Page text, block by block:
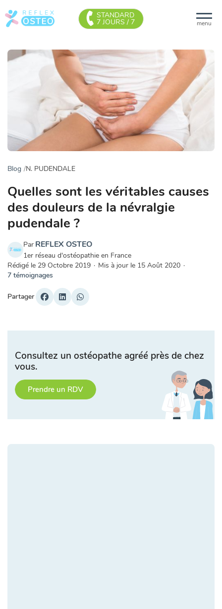
menu
STANDARD
7 JOURS / 7
Blog N. PUDENDALE
Quelles sont les véritables causes
des douleurs de la névralgie
pudendale ?
Par REFLEX OSTEO
1er réseau d'ostéopathie en France
Rédigé le 29 Octobre 2019 · Mis à jour le 15 Août 2020 ·
7 témoignages
Partager
Consultez un ostéopathe agréé près de chez
vous.
Prendre un RDV